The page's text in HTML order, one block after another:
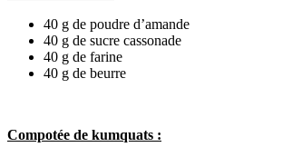
40 g de poudre d’amande
40 g de sucre cassonade
40 g de farine
40 g de beurre
Compotée de kumquats :